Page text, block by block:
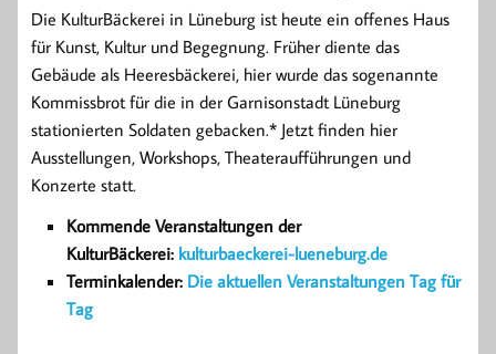
Die KulturBäckerei in Lüneburg ist heute ein offenes Haus
für Kunst, Kultur und Begegnung. Früher diente das
Gebäude als Heeresbäckerei, hier wurde das sogenannte
Kommissbrot für die in der Garnisonstadt Lüneburg
stationierten Soldaten gebacken.* Jetzt finden hier
Ausstellungen, Workshops, Theateraufführungen und
Konzerte statt.
Kommende Veranstaltungen der
KulturBäckerei: kulturbaeckerei-lueneburg.de
Terminkalender: Die aktuellen Veranstaltungen Tag für
Tag